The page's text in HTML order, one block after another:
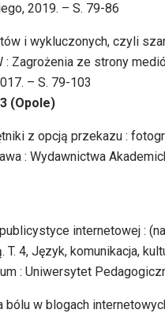
2019. – S. 79-86
i wykluczonych, czyli
: Zagrożenia ze strony
– S. 79-103
(Opole)
z opcją przekazu :
: Wydawnictwa
internetowej :
T. 4, Język, komunikacja,
: Uniwersytet
bólu w blogach